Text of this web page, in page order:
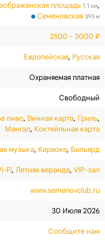
площадь 1.1 км,
Семеновская 393 м
2500 - 3000 ₽
Европейская, Русская
Охраняемая платная
Свободный
пиво, Винная карта, Гриль,
Мангал, Коктейльная карта
музыка, Караоке, Бильярд
Fi, Летняя веранда, VIP-зал
www.semenovclub.ru
30 Июля 2026
Сообщите нам